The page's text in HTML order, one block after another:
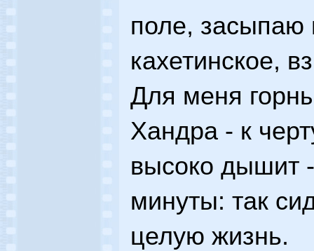
поле, засыпаю
кахетинское,
Для меня
Хандра - к
высоко дышит
минуты: так
целую жизнь.